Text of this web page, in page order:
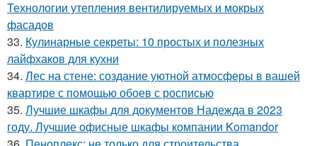
Технологии утепления вентилируемых и мокрых
фасадов
33. Кулинарные секреты: 10 простых и полезных
лайфхаков для кухни
34. Лес на стене: создание уютной атмосферы в вашей
квартире с помощью обоев с росписью
35. Лучшие шкафы для документов Надежда в 2023
году. Лучшие офисные шкафы компании Komandor